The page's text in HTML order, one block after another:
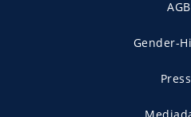
AGB
Gender-